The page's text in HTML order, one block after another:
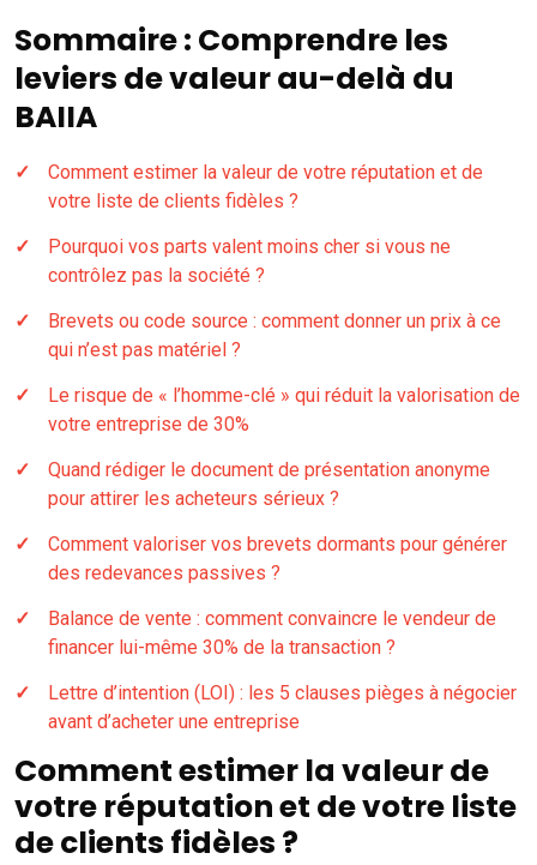
Sommaire : Comprendre les
leviers de valeur au-delà du
BAIIA
Comment estimer la valeur de votre réputation et de
votre liste de clients fidèles ?
Pourquoi vos parts valent moins cher si vous ne
contrôlez pas la société ?
Brevets ou code source : comment donner un prix à ce
qui n’est pas matériel ?
Le risque de « l’homme-clé » qui réduit la valorisation de
votre entreprise de 30%
Quand rédiger le document de présentation anonyme
pour attirer les acheteurs sérieux ?
Comment valoriser vos brevets dormants pour générer
des redevances passives ?
Balance de vente : comment convaincre le vendeur de
financer lui-même 30% de la transaction ?
Lettre d’intention (LOI) : les 5 clauses pièges à négocier
avant d’acheter une entreprise
Comment estimer la valeur de
votre réputation et de votre liste
de clients fidèles ?